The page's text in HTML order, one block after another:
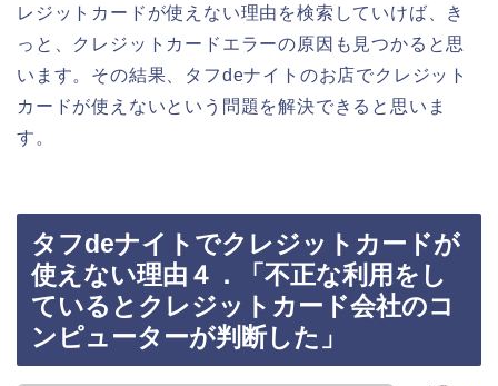
レジットカードが使えない理由を検索していけば、き
っと、クレジットカードエラーの原因も見つかると思
います。その結果、タフdeナイトのお店でクレジット
カードが使えないという問題を解決できると思いま
す。
タフdeナイトでクレジットカードが
使えない理由４．「不正な利用をし
ているとクレジットカード会社のコ
ンピューターが判断した」